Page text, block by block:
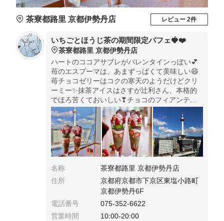
茶寮都路里 京都伊勢丹店 レビュー 2件
いちごとほうじ茶の期間限定パフェ🍓❤️
茶寮都路里 京都伊勢丹店
ハートのココアサブレがバレンタインっぽい💕
苺のエスプーマは、あまずっばくて美味しい😄
苺チョコゼリーはコクの寒天のようだけどクリ
ーミー✨抹茶アイスはさすが辻利さん、本格的
でほろ苦くておいしい❣チョコのフィアンティ
ーヌもサクサク軽くて食感が好き！下はチョコ
かと思いきやほうじ茶アイスクリーム。
名称
茶寮都路里 京都伊勢丹店
住所
京都府京都市下京区東塩小路町
京都伊勢丹6F
電話番号
075-352-6622
営業時間
10:00-20:00